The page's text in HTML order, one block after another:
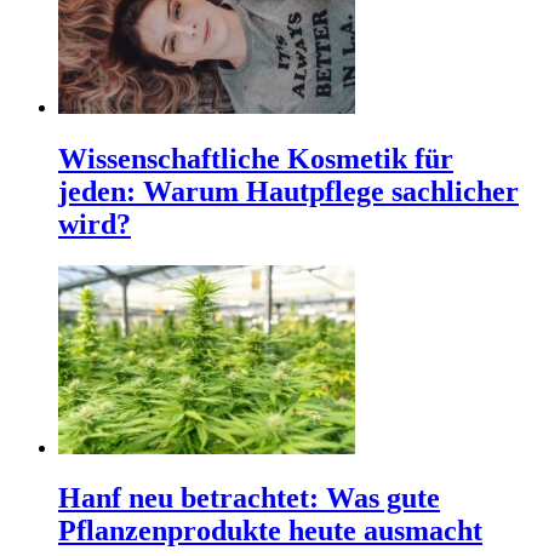
Wissenschaftliche Kosmetik für
jeden: Warum Hautpflege sachlicher
wird?
Hanf neu betrachtet: Was gute
Pflanzenprodukte heute ausmacht